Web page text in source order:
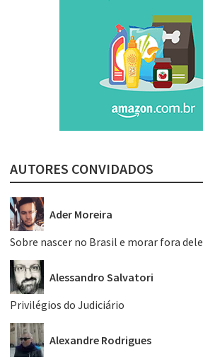
AUTORES CONVIDADOS
Ader Moreira
Sobre nascer no Brasil e morar fora dele
Alessandro Salvatori
Privilégios do Judiciário
Alexandre Rodrigues